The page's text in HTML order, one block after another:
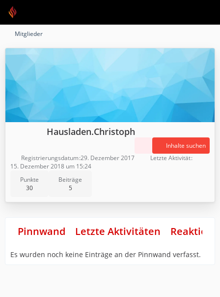
Mitglieder
Hausladen.Christoph
Punkte
30
Beiträge
5
Inhalte suchen
Registrierungsdatum 29. Dezember 2017
Letzte Aktivität
15. Dezember 2018 um 15:24
Pinnwand Letzte Aktivitäten
Es wurden noch keine Einträge an der Pinnwand verfasst.